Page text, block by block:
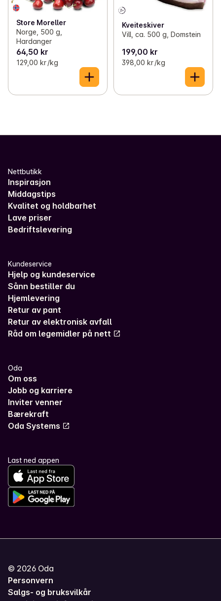
Store Moreller
Norge, 500 g,
Hardanger
64,50 kr
129,00 kr /kg
Kveiteskiver
Vill, ca. 500 g, Domstein
199,00 kr
398,00 kr /kg
Nettbutikk
Inspirasjon
Middagstips
Kvalitet og holdbarhet
Lave priser
Bedriftslevering
Kundeservice
Hjelp og kundeservice
Sånn bestiller du
Hjemlevering
Retur av pant
Retur av elektronisk avfall
Råd om legemidler på nett
Oda
Om oss
Jobb og karriere
Inviter venner
Bærekraft
Oda Systems
Last ned appen
© 2026 Oda
Personvern
Salgs- og bruksvilkår